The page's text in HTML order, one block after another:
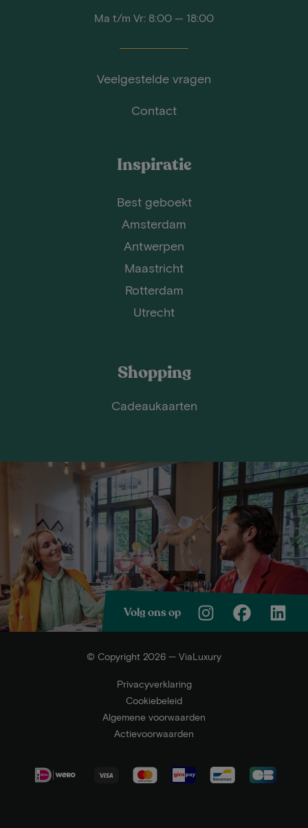
Ma t/m Vr: 8:00 — 18:00
Veelgestelde vragen
Contact
Inspiratie
Best geboekt
Amsterdam
Antwerpen
Maastricht
Rotterdam
Utrecht
Shopping
Cadeaukaarten
Volg ons op
© Copyright 2026 — ViaLuxury
Privacyverklaring
Cookiebeleid
Algemene voorwaarden
Actievoorwaarden